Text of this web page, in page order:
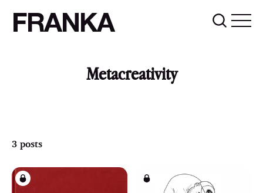
FRANKA
Metacreativity
3 posts